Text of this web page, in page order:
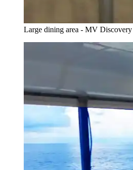
Large dining area - MV